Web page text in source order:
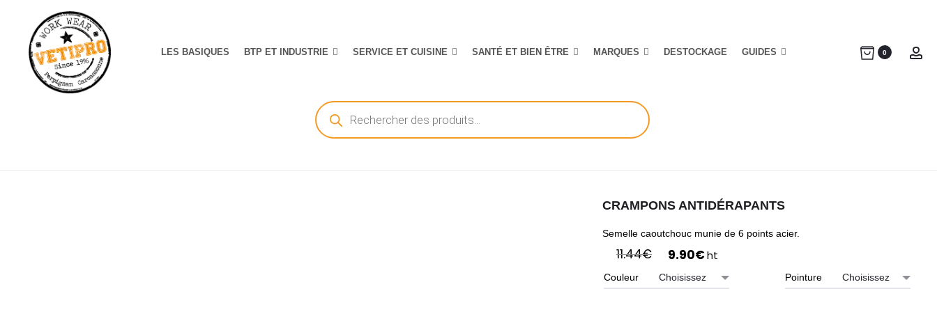
LES BASIQUES BTP ET INDUSTRIE SERVICE ET CUISINE SANTÉ ET BIEN ÊTRE MARQUES DESTOCKAGE GUIDES 0
Recherche
de
produits
CRAMPONS ANTIDÉRAPANTS
Semelle caoutchouc munie de 6 points acier.
11.44€
initial
9.90€ Le
actuel
ht
Couleur Pointure